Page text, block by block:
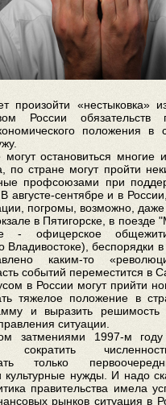
произойти «нестыковка»
России
положения в
могут остановиться многие
по стране могут пройти
профсоюзами при
августе-сентябре и в
погромы, возможно, даже
в Пятигорске, в поезде
- офицерское
Владивостоке), беспорядки
каким-то
событий переместится в
в России могут прийти
тяжелое положение в
и выразить решимость
ситуации.
затмениями 1997-м
сократить
только
нужды. И надо
правительства имела
рынков ситуация в